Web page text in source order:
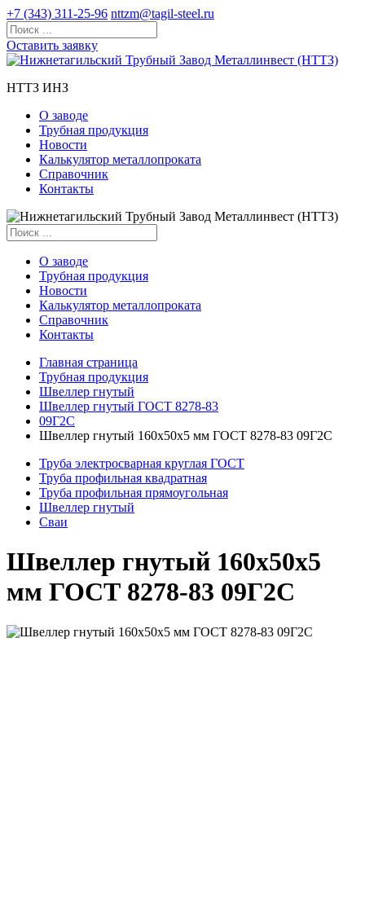
+7 (343) 311-25-96 nttzm@tagil-steel.ru
Оставить заявку
НТТЗ ИНЗ
О заводе
Трубная продукция
Новости
Калькулятор металлопроката
Справочник
Контакты
О заводе
Трубная продукция
Новости
Калькулятор металлопроката
Справочник
Контакты
Главная страница
Трубная продукция
Швеллер гнутый
Швеллер гнутый ГОСТ 8278-83
09Г2С
Швеллер гнутый 160x50x5 мм ГОСТ 8278-83 09Г2С
Труба электросварная круглая ГОСТ
Труба профильная квадратная
Труба профильная прямоугольная
Швеллер гнутый
Сваи
Швеллер гнутый 160x50x5
мм ГОСТ 8278-83 09Г2С